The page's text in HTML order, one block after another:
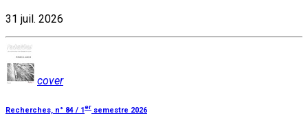
31 juil. 2026
cover
Recherches, n° 84 / 1 er semestre 2026